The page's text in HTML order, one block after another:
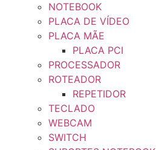
NOTEBOOK
PLACA DE VÍDEO
PLACA MÃE
PLACA PCI
PROCESSADOR
ROTEADOR
REPETIDOR
TECLADO
WEBCAM
SWITCH